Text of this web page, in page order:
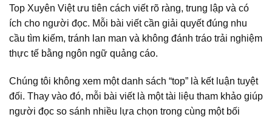
Top Xuyên Việt ưu tiên cách viết rõ ràng, trung lập và có
ích cho người đọc. Mỗi bài viết cần giải quyết đúng nhu
cầu tìm kiếm, tránh lan man và không đánh tráo trải nghiệm
thực tế bằng ngôn ngữ quảng cáo.
Chúng tôi không xem một danh sách “top” là kết luận tuyệt
đối. Thay vào đó, mỗi bài viết là một tài liệu tham khảo giúp
người đọc so sánh nhiều lựa chọn trong cùng một bối